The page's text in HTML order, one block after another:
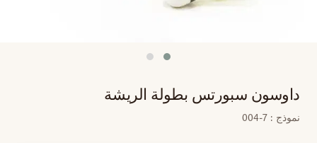
داوسون سبورتس بطولة الريشة
نموذج : 7-004